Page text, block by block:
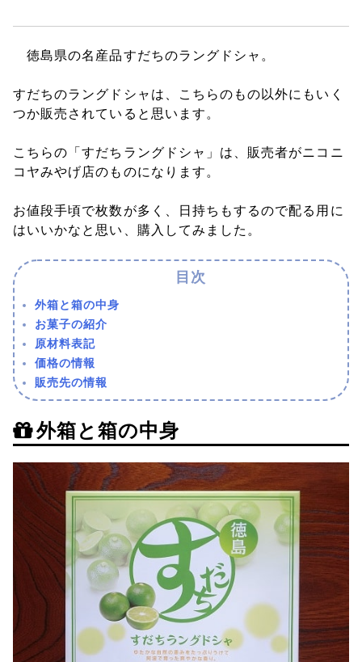
徳島県の名産品すだちのラングドシャ。
すだちのラングドシャは、こちらのもの以外にもいく
つか販売されていると思います。
こちらの「すだちラングドシャ」は、販売者がニコニ
コヤみやげ店のものになります。
お値段手頃で枚数が多く、日持ちもするので配る用に
はいいかなと思い、購入してみました。
外箱と箱の中身
お菓子の紹介
原材料表記
価格の情報
販売先の情報
外箱と箱の中身